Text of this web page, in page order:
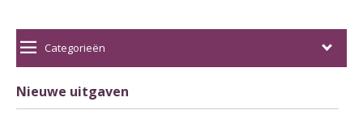
Winkelwagen:
Categorieën
Nieuwe uitgaven